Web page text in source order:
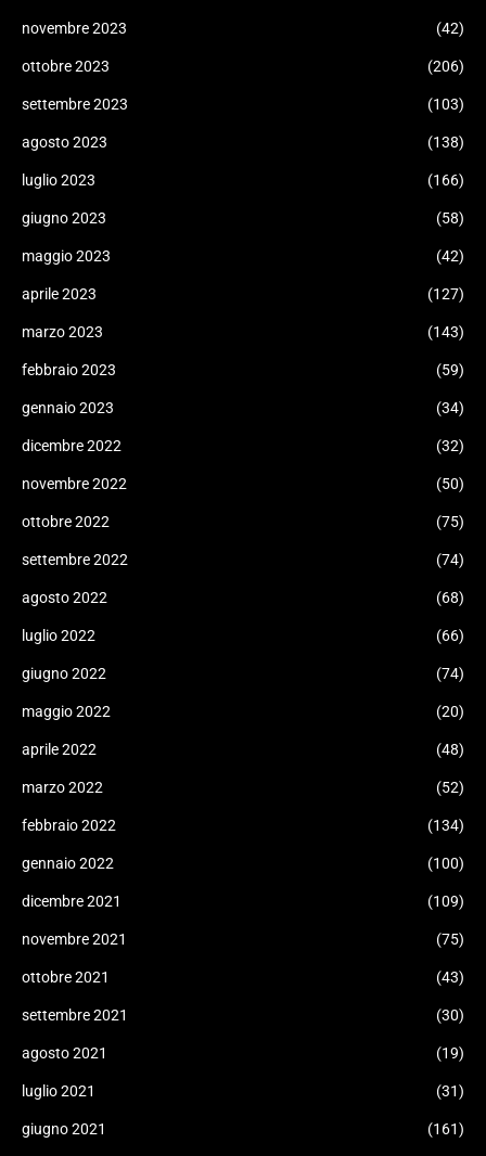
novembre 2023 (42)
ottobre 2023 (206)
settembre 2023 (103)
agosto 2023 (138)
luglio 2023 (166)
giugno 2023 (58)
maggio 2023 (42)
aprile 2023 (127)
marzo 2023 (143)
febbraio 2023 (59)
gennaio 2023 (34)
dicembre 2022 (32)
novembre 2022 (50)
ottobre 2022 (75)
settembre 2022 (74)
agosto 2022 (68)
luglio 2022 (66)
giugno 2022 (74)
maggio 2022 (20)
aprile 2022 (48)
marzo 2022 (52)
febbraio 2022 (134)
gennaio 2022 (100)
dicembre 2021 (109)
novembre 2021 (75)
ottobre 2021 (43)
settembre 2021 (30)
agosto 2021 (19)
luglio 2021 (31)
giugno 2021 (161)